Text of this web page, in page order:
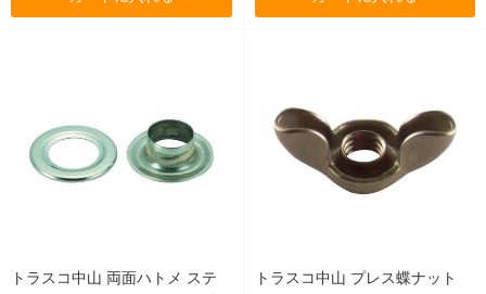
トラスコ中山 両面ハトメ ステ
トラスコ中山 プレス蝶ナット